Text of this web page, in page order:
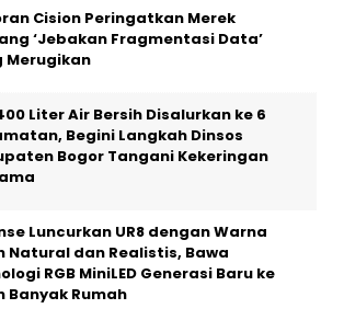
Cision Peringatkan Merek
‘Jebakan Fragmentasi Data’
Merugikan
Liter Air Bersih Disalurkan ke 6
Begini Langkah Dinsos
Bogor Tangani Kekeringan
Luncurkan UR8 dengan Warna
Natural dan Realistis, Bawa
RGB MiniLED Generasi Baru ke
Banyak Rumah